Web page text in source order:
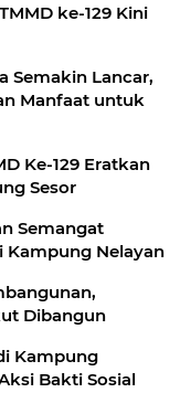
ke-129 Kini
Semakin Lancar,
Manfaat untuk
Ke-129 Eratkan
Sesor
Semangat
Kampung Nelayan
Dibangun
Kampung
Bakti Sosial